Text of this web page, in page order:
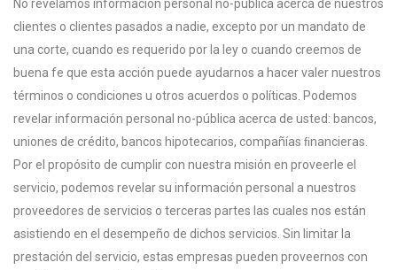
No revelamos información personal no-pública acerca de nuestros
clientes o clientes pasados a nadie, excepto por un mandato de
una corte, cuando es requerido por la ley o cuando creemos de
buena fe que esta acción puede ayudarnos a hacer valer nuestros
términos o condiciones u otros acuerdos o políticas. Podemos
revelar información personal no-pública acerca de usted: bancos,
uniones de crédito, bancos hipotecarios, compañías ﬁnancieras.
Por el propósito de cumplir con nuestra misión en proveerle el
servicio, podemos revelar su información personal a nuestros
proveedores de servicios o terceras partes las cuales nos están
asistiendo en el desempeño de dichos servicios. Sin limitar la
prestación del servicio, estas empresas pueden proveernos con